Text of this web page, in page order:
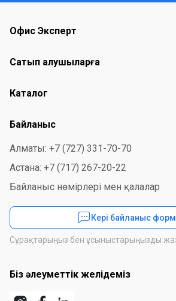
Офис Эксперт
Сатып алушыларға
Каталог
Байланыс
Алматы: +7 (727) 331-70-70
Астана: +7 (717) 267-20-22
Байланыс нөмірлері мен қалалар
Кері байланыс
Сұрақтарыңыз бен ұсыныстарыңызды
Біз әлеуметтік желідеміз